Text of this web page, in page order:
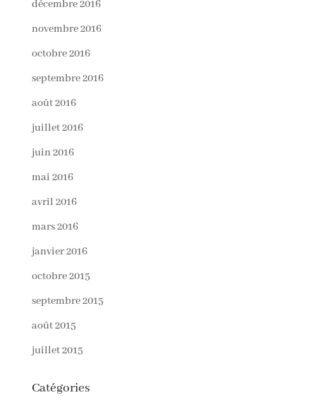
décembre 2016
novembre 2016
octobre 2016
septembre 2016
août 2016
juillet 2016
juin 2016
mai 2016
avril 2016
mars 2016
janvier 2016
octobre 2015
septembre 2015
août 2015
juillet 2015
Catégories